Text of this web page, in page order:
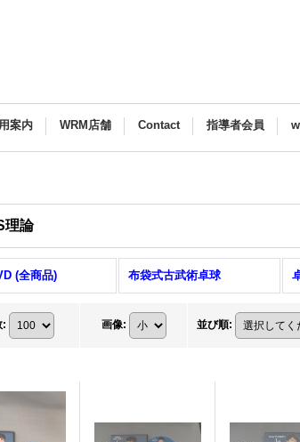
案内 WRM店舗 Contact 指導者会員
理論
(全商品) 布袋式古武術卓球
: 画像: 並び順: